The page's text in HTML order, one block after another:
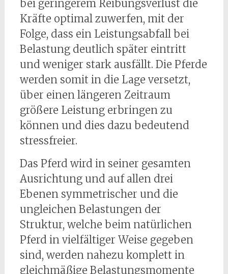
bei geringerem Reibungsverlust die
Kräfte optimal zuwerfen, mit der
Folge, dass ein Leistungsabfall bei
Belastung deutlich später eintritt
und weniger stark ausfällt. Die Pferde
werden somit in die Lage versetzt,
über einen längeren Zeitraum
größere Leistung erbringen zu
können und dies dazu bedeutend
stressfreier.
Das Pferd wird in seiner gesamten
Ausrichtung und auf allen drei
Ebenen symmetrischer und die
ungleichen Belastungen der
Struktur, welche beim natürlichen
Pferd in vielfältiger Weise gegeben
sind, werden nahezu komplett in
gleichmäßige Belastungsmomente